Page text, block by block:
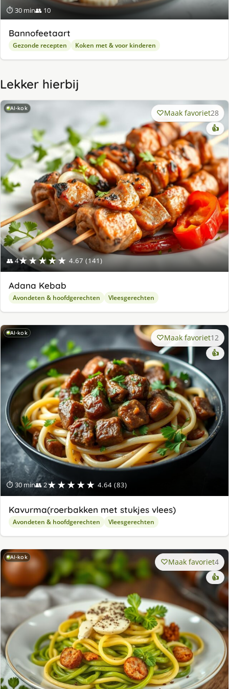
⏱ 30 min👥 10
Bannofeetaart
Gezonde recepten Koken met & voor kinderen
Lekker hierbij
AI-kok
👥 4★★★★★ 4.67 (141)
Maak favoriet28
👍
Adana Kebab
Avondeten & hoofdgerechten Vleesgerechten
AI-kok
⏱ 30 min👥 2★★★★★ 4.64 (83)
Maak favoriet12
👍
Kavurma(roerbakken met stukjes vlees)
Avondeten & hoofdgerechten Vleesgerechten
AI-kok Maak favoriet4
👍